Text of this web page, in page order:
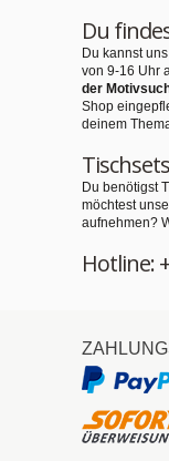
Du
Du kannst
von 9-16 Uhr
der
Shop
deinem
Du benötigst
möchtest
aufnehmen?
Hotline: